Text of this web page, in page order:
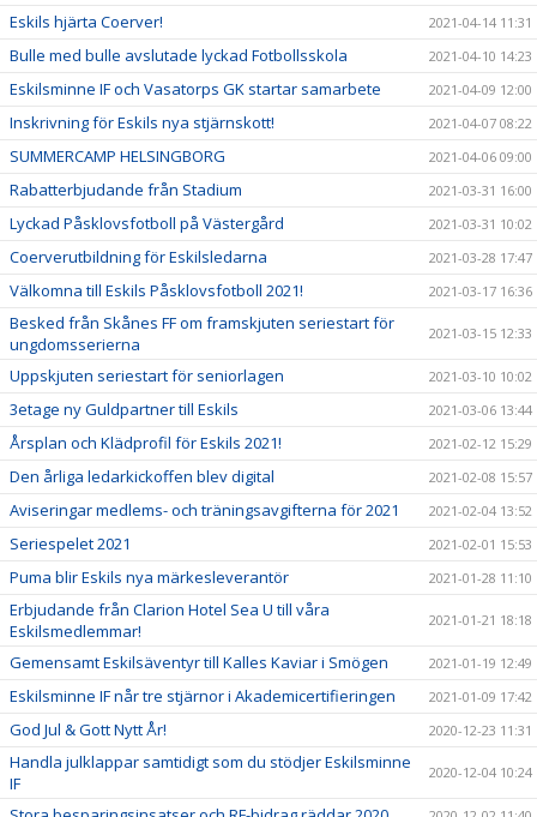
Eskils hjärta Coerver! 2021-04-14 11:31
Bulle med bulle avslutade lyckad Fotbollsskola 2021-04-10 14:23
Eskilsminne IF och Vasatorps GK startar samarbete 2021-04-09 12:00
Inskrivning för Eskils nya stjärnskott! 2021-04-07 08:22
SUMMERCAMP HELSINGBORG 2021-04-06 09:00
Rabatterbjudande från Stadium 2021-03-31 16:00
Lyckad Påsklovsfotboll på Västergård 2021-03-31 10:02
Coerverutbildning för Eskilsledarna 2021-03-28 17:47
Välkomna till Eskils Påsklovsfotboll 2021! 2021-03-17 16:36
Besked från Skånes FF om framskjuten seriestart för
ungdomsserierna
2021-03-15 12:33
Uppskjuten seriestart för seniorlagen 2021-03-10 10:02
3etage ny Guldpartner till Eskils 2021-03-06 13:44
Årsplan och Klädprofil för Eskils 2021! 2021-02-12 15:29
Den årliga ledarkickoffen blev digital 2021-02-08 15:57
Aviseringar medlems- och träningsavgifterna för 2021 2021-02-04 13:52
Seriespelet 2021 2021-02-01 15:53
Puma blir Eskils nya märkesleverantör 2021-01-28 11:10
Erbjudande från Clarion Hotel Sea U till våra
Eskilsmedlemmar!
2021-01-21 18:18
Gemensamt Eskilsäventyr till Kalles Kaviar i Smögen 2021-01-19 12:49
Eskilsminne IF når tre stjärnor i Akademicertifieringen 2021-01-09 17:42
God Jul & Gott Nytt År! 2020-12-23 11:31
Handla julklappar samtidigt som du stödjer Eskilsminne
IF
2020-12-04 10:24